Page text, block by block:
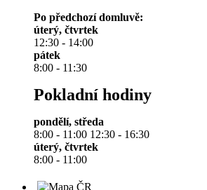
Po předchozí domluvě:
úterý, čtvrtek
12:30 - 14:00
pátek
8:00 - 11:30
Pokladní hodiny
pondělí, středa
8:00 - 11:00 12:30 - 16:30
úterý, čtvrtek
8:00 - 11:00